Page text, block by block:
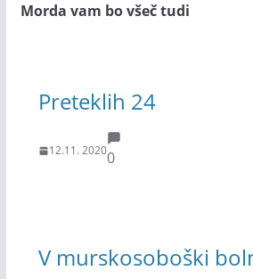
Morda vam bo všeč tudi
Preteklih 24
12.11. 20200
V murskosoboški